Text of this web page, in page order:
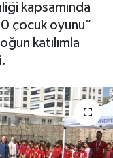
kapsamında
çocuk oyunu”
katılımla